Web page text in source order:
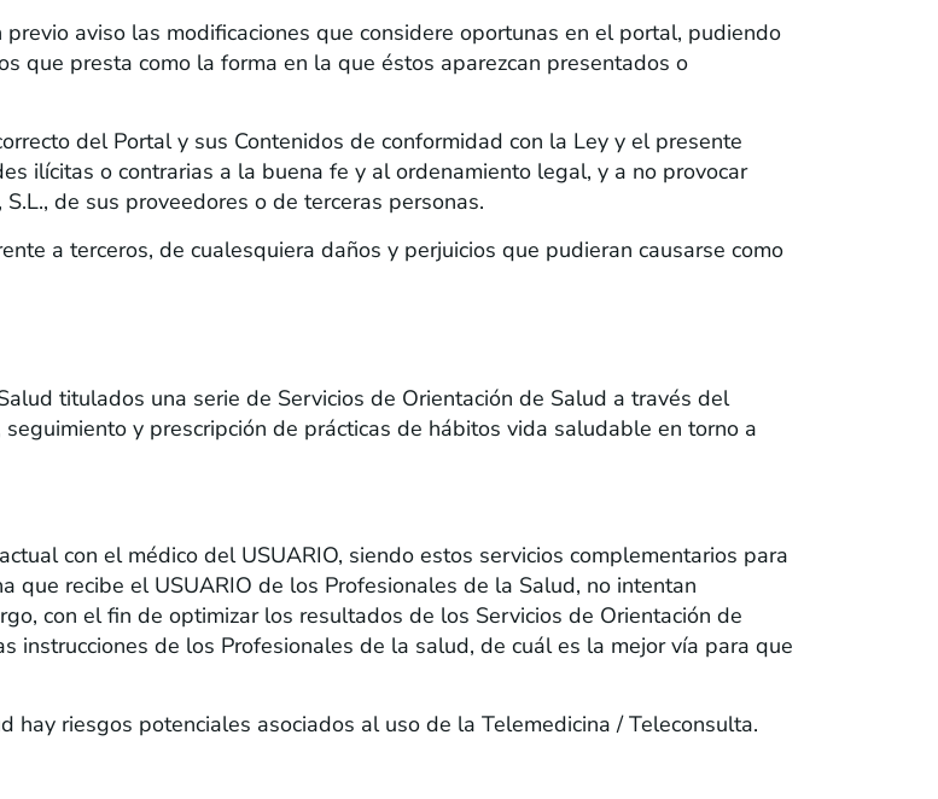
aviso las modificaciones que considere oportunas en el portal, pudiendo
que presta como la forma en la que éstos aparezcan presentados o
del Portal y sus Contenidos de conformidad con la Ley y el presente
ilícitas o contrarias a la buena fe y al ordenamiento legal, y a no provocar
de sus proveedores o de terceras personas.
a terceros, de cualesquiera daños y perjuicios que pudieran causarse como
titulados una serie de Servicios de Orientación de Salud a través del
y prescripción de prácticas de hábitos vida saludable en torno a
con el médico del USUARIO, siendo estos servicios complementarios para
que recibe el USUARIO de los Profesionales de la Salud, no intentan
con el fin de optimizar los resultados de los Servicios de Orientación de
instrucciones de los Profesionales de la salud, de cuál es la mejor vía para que
hay riesgos potenciales asociados al uso de la Telemedicina / Teleconsulta.